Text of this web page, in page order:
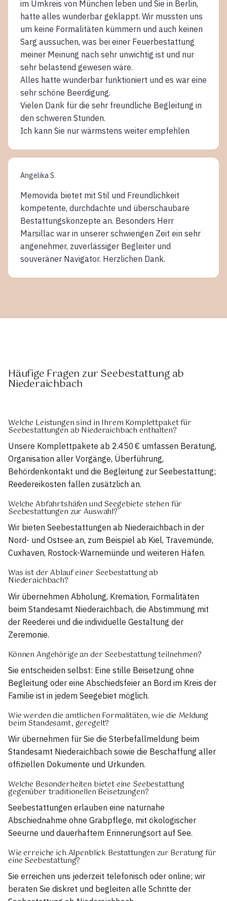
im Umkreis von München leben und Sie in Berlin,
hatte alles wunderbar geklappt. Wir mussten uns
um keine Formalitäten kümmern und auch keinen
Sarg aussuchen, was bei einer Feuerbestattung
meiner Meinung nach sehr unwichtig ist und nur
sehr belastend gewesen wäre.
Alles hatte wunderbar funktioniert und es war eine
sehr schöne Beerdigung.
Vielen Dank für die sehr freundliche Begleitung in
den schweren Stunden.
Ich kann Sie nur wärmstens weiter empfehlen
Angelika S.
Memovida bietet mit Stil und Freundlichkeit
kompetente, durchdachte und überschaubare
Bestattungskonzepte an. Besonders Herr
Marsillac war in unserer schwierigen Zeit ein sehr
angenehmer, zuverlässiger Begleiter und
souveräner Navigator. Herzlichen Dank.
Häufige Fragen zur Seebestattung ab
Niederaichbach
Welche Leistungen sind in Ihrem Komplettpaket für
Seebestattungen ab Niederaichbach enthalten?
Unsere Komplettpakete ab 2.450 € umfassen Beratung,
Organisation aller Vorgänge, Überführung,
Behördenkontakt und die Begleitung zur Seebestattung;
Reedereikosten fallen zusätzlich an.
Welche Abfahrtshäfen und Seegebiete stehen für
Seebestattungen zur Auswahl?
Wir bieten Seebestattungen ab Niederaichbach in der
Nord- und Ostsee an, zum Beispiel ab Kiel, Travemünde,
Cuxhaven, Rostock-Warnemünde und weiteren Häfen.
Was ist der Ablauf einer Seebestattung ab
Niederaichbach?
Wir übernehmen Abholung, Kremation, Formalitäten
beim Standesamt Niederaichbach, die Abstimmung mit
der Reederei und die individuelle Gestaltung der
Zeremonie.
Können Angehörige an der Seebestattung teilnehmen?
Sie entscheiden selbst: Eine stille Beisetzung ohne
Begleitung oder eine Abschiedsfeier an Bord im Kreis der
Familie ist in jedem Seegebiet möglich.
Wie werden die amtlichen Formalitäten, wie die Meldung
beim Standesamt, geregelt?
Wir übernehmen für Sie die Sterbefallmeldung beim
Standesamt Niederaichbach sowie die Beschaffung aller
offiziellen Dokumente und Urkunden.
Welche Besonderheiten bietet eine Seebestattung
gegenüber traditionellen Beisetzungen?
Seebestattungen erlauben eine naturnahe
Abschiednahme ohne Grabpflege, mit ökologischer
Seeurne und dauerhaftem Erinnerungsort auf See.
Wie erreiche ich Alpenblick Bestattungen zur Beratung für
eine Seebestattung?
Sie erreichen uns jederzeit telefonisch oder online; wir
beraten Sie diskret und begleiten alle Schritte der